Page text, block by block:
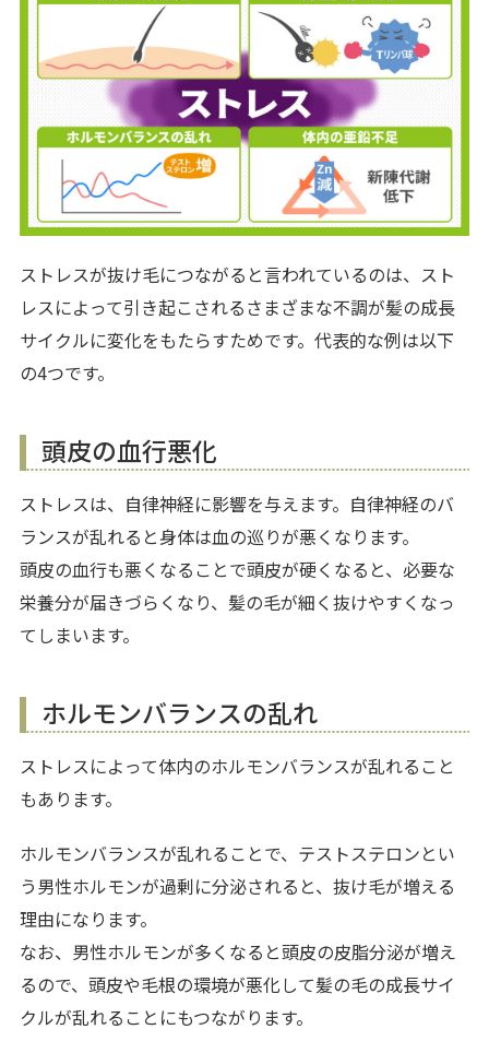
ストレスが抜け毛につながると言われているのは、スト
レスによって引き起こされるさまざまな不調が髪の成長
サイクルに変化をもたらすためです。代表的な例は以下
の4つです。
頭皮の血行悪化
ストレスは、自律神経に影響を与えます。自律神経のバ
ランスが乱れると身体は血の巡りが悪くなります。
頭皮の血行も悪くなることで頭皮が硬くなると、必要な
栄養分が届きづらくなり、髪の毛が細く抜けやすくなっ
てしまいます。
ホルモンバランスの乱れ
ストレスによって体内のホルモンバランスが乱れること
もあります。
ホルモンバランスが乱れることで、テストステロンとい
う男性ホルモンが過剰に分泌されると、抜け毛が増える
理由になります。
なお、男性ホルモンが多くなると頭皮の皮脂分泌が増え
るので、頭皮や毛根の環境が悪化して髪の毛の成長サイ
クルが乱れることにもつながります。